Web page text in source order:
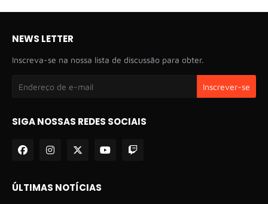
NEWS LETTER
Inscreva-se na nossa lista de discussão para obter.
SIGA NOSSAS REDES SOCIAIS
ÚLTIMAS NOTÍCIAS